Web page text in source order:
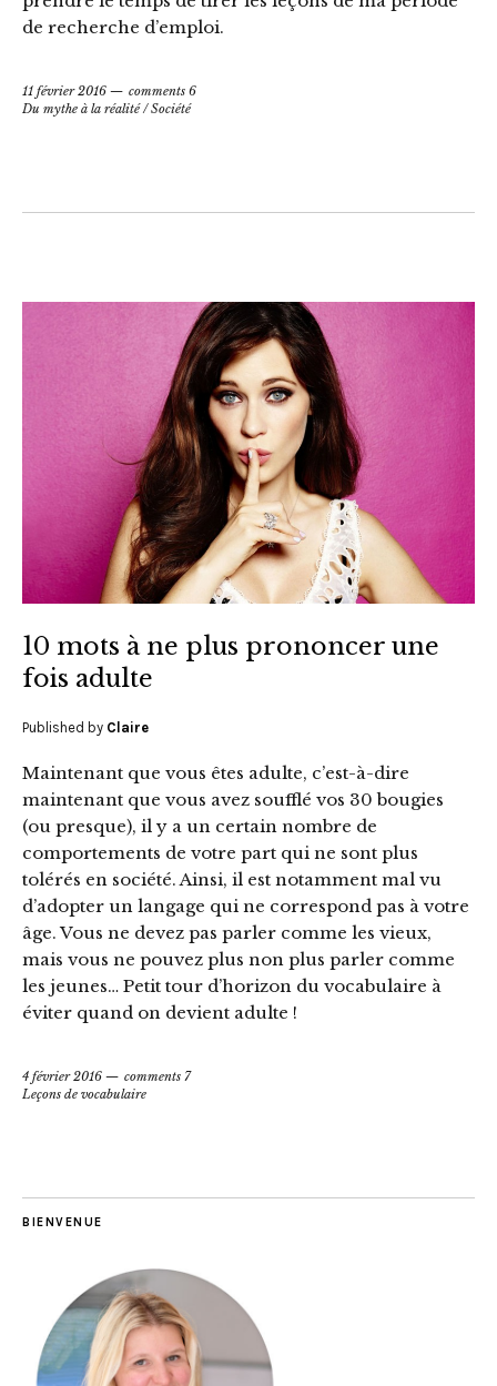
de recherche d’emploi.
11 février 2016
comments 6
Du mythe à la réalité/Société
10 mots à ne plus prononcer une
fois adulte
Published by Claire
Maintenant que vous êtes adulte, c’est-à-dire
maintenant que vous avez soufflé vos 30 bougies
(ou presque), il y a un certain nombre de
comportements de votre part qui ne sont plus
tolérés en société. Ainsi, il est notamment mal vu
d’adopter un langage qui ne correspond pas à votre
âge. Vous ne devez pas parler comme les vieux,
mais vous ne pouvez plus non plus parler comme
les jeunes… Petit tour d’horizon du vocabulaire à
éviter quand on devient adulte !
4 février 2016
comments 7
Leçons de vocabulaire
BIENVENUE